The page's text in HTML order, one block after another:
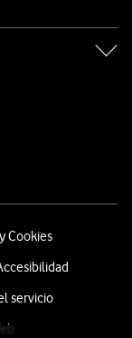
Cookies
servicio